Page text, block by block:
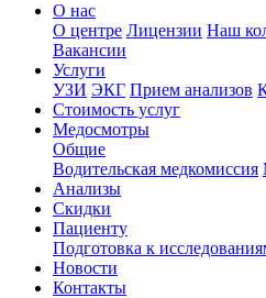
О нас
О центре Лицензии Наш
Вакансии
Услуги
УЗИ ЭКГ Прием анализов
Стоимость услуг
Медосмотры
Общие
Водительская медкомиссия
Анализы
Скидки
Пациенту
Подготовка к
Новости
Контакты